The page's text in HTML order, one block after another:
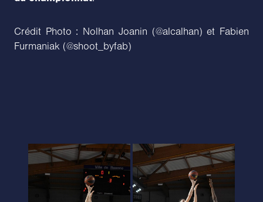
Crédit Photo : Nolhan Joanin (@alcalhan) et Fabien
Furmaniak (@shoot_byfab)